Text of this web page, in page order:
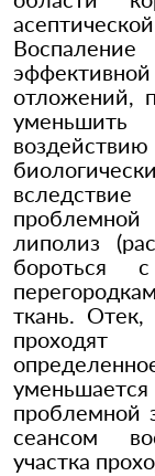
отложений,
липолиз
бороться с
ткань. Отек,
проходят
сеансом
участка